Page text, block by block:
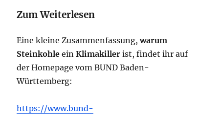
Zum Weiterlesen
Eine kleine Zusammenfassung,warum
Steinkohle einKlimakiller ist, findet ihr auf
der Homepage vom BUND Baden-
Württemberg:
https://www.bund-